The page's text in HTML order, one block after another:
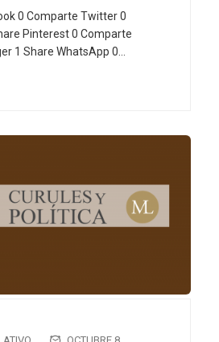
0 Comparte Twitter 0
Pinterest 0 Comparte
1 Share WhatsApp 0…